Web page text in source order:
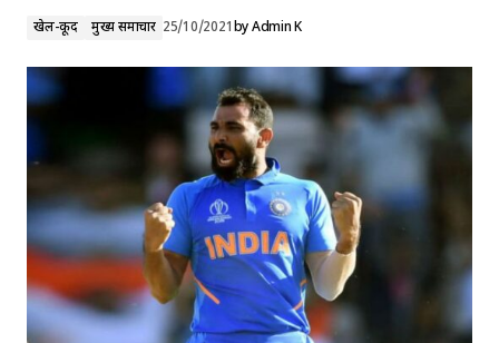
खेल-कूद मुख्य समाचार 25/10/2021byAdmin K